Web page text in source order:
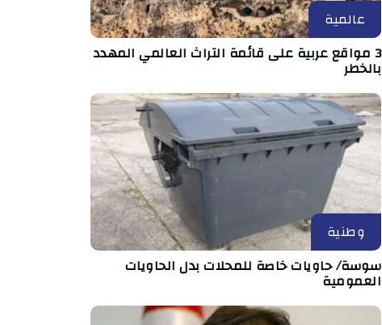
عالمية
3 مواقع عربية على قائمة التراث العالمي المهدد
بالخطر
وطنية
سوسة/ حاويات خاصة للمحلات بدل الحاويات
العمومية